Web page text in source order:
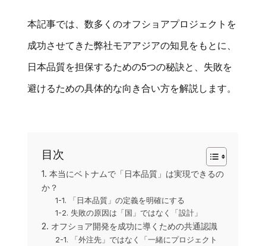
本記事では、数多くのオフショアプロジェクトを
成功させてきた弊社モアアジアの知見をもとに、
日本品質を担保するための5つの秘訣と、失敗を
避けるための具体的な向き合い方を解説します。
目次
1. 本当にベトナムで「日本品質」は実現できるの
か？
1-1. 「日本品質」の定義を明確にする
1-2. 失敗の原因は「国」ではなく「設計」
2. オフショア開発を成功に導くための共通認識
2-1. 「外注先」ではなく「一緒にプロジェクト